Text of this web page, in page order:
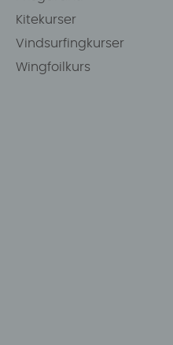
Kitekurser
Vindsurfingkurser
Wingfoilkurs